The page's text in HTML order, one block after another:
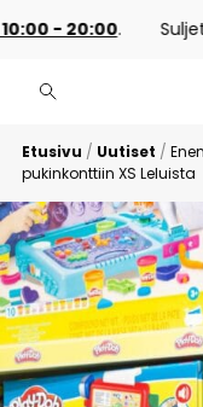
- 20:00. Suljettu.
Etusivu / Uutiset /
pukinkonttiin XS Leluista